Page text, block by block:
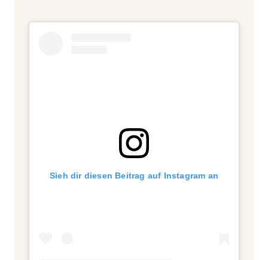
Sieh dir diesen Beitrag auf Instagram an